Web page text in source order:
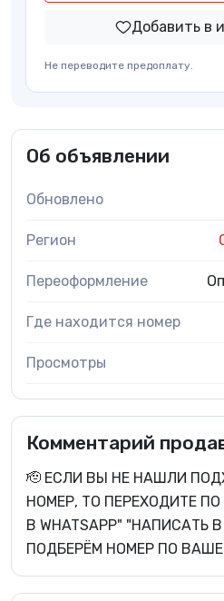
Добавить в
Не переводите предоплату.
Об объявлении
Обновлено
Регион
Переоформление
Где находится номер
Просмотры
Комментарий
🫡 ЕСЛИ ВЫ НЕ НАШЛИ
НОМЕР, ТО ПЕРЕХОДИТЕ
В WHATSAPP" "НАПИСАТЬ В
ПОДБЕРЁМ НОМЕР ПО